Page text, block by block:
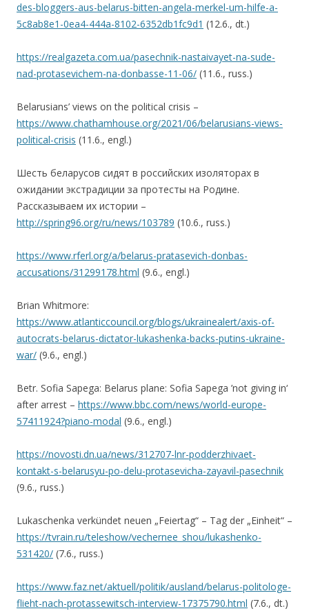
des-bloggers-aus-belarus-bitten-angela-merkel-um-hilfe-a-
5c8ab8e1-0ea4-444a-8102-6352db1fc9d1 (12.6., dt.)
https://realgazeta.com.ua/pasechnik-nastaivayet-na-sude-
nad-protasevichem-na-donbasse-11-06/ (11.6., russ.)
Belarusians’ views on the political crisis –
https://www.chathamhouse.org/2021/06/belarusians-views-
political-crisis (11.6., engl.)
Шесть беларусов сидят в российских изоляторах в
ожидании экстрадиции за протесты на Родине.
Рассказываем их истории –
http://spring96.org/ru/news/103789 (10.6., russ.)
https://www.rferl.org/a/belarus-pratasevich-donbas-
accusations/31299178.html (9.6., engl.)
Brian Whitmore:
https://www.atlanticcouncil.org/blogs/ukrainealert/axis-of-
autocrats-belarus-dictator-lukashenka-backs-putins-ukraine-
war/ (9.6., engl.)
Betr. Sofia Sapega: Belarus plane: Sofia Sapega ’not giving in‘
after arrest – https://www.bbc.com/news/world-europe-
57411924?piano-modal (9.6., engl.)
https://novosti.dn.ua/news/312707-lnr-podderzhivaet-
kontakt-s-belarusyu-po-delu-protasevicha-zayavil-pasechnik
(9.6., russ.)
Lukaschenka verkündet neuen „Feiertag“ – Tag der „Einheit“ –
https://tvrain.ru/teleshow/vechernee_shou/lukashenko-
531420/ (7.6., russ.)
https://www.faz.net/aktuell/politik/ausland/belarus-politologe-
flieht-nach-protassewitsch-interview-17375790.html (7.6., dt.)